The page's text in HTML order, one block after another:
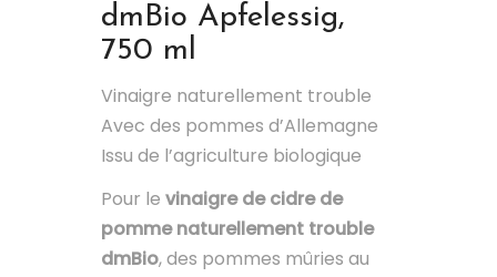
dmBio Apfelessig,
750 ml
Vinaigre naturellement trouble
Avec des pommes d’Allemagne
Issu de l’agriculture biologique
Pour le vinaigre de cidre de
pomme naturellement trouble
dmBio, des pommes mûries au